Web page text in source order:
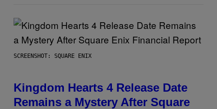
SCREENSHOT: SQUARE ENIX
Kingdom Hearts 4 Release Date
Remains a Mystery After Square